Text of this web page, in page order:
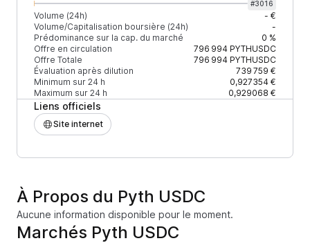
#3016
Volume (24h)
- €
Volume/Capitalisation boursière (24h)
-
Prédominance sur la cap. du marché
0 %
Offre en circulation
796 994PYTHUSDC
Offre Totale
796 994PYTHUSDC
Évaluation après dilution
739 759 €
Minimum sur 24 h
0,927354 €
Maximum sur 24 h
0,929068 €
Liens officiels
Site internet
À Propos du Pyth USDC
Aucune information disponible pour le moment.
Marchés Pyth USDC